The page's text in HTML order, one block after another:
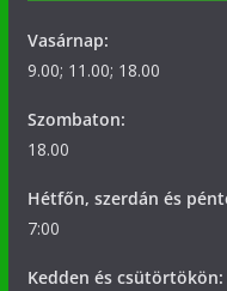
Vasárnap:
9.00; 11.00; 18.00
Szombaton:
18.00
Hétfőn, szerdán és
7:00
Kedden és csütörtökön: